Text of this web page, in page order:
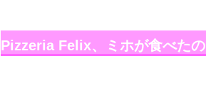
Pizzeria Felix、ミホが食べたの